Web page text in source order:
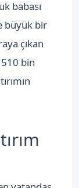
babası
büyük bir
çıkan
510 bin